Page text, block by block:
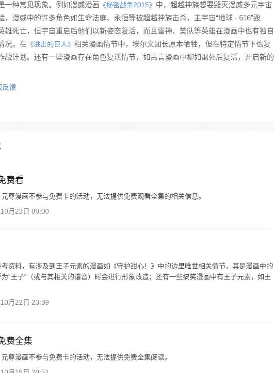
一种常见现象。例如漫威漫画 《秘密战争2015》 中，超越神族想要毁灭漫威多元宇宙
，漫威中的许多角色如生命法庭、永恒等被超越神族击杀，主宇宙“地球 - 616”毁
雄死亡，但宇宙重启后他们以新姿态复活，而且雷神、美队等英雄在漫画中也有独自
况。在 《进击的巨人》 相关漫画情节中，埃尔文团长原本牺牲，但在特定情节下也复
战计划。还有一些漫画存在角色复活情节，如古言漫画中柳如烟死后复活，开启新的
反馈
费看
尊漫画不参与免费卡的活动，无法提供免费观看全集的相关信息。
月23日 08:00
资料，有涉及到王子元素的漫画如《守护甜心！》中的边里唯世相关情节，其是漫画中的
“王子”（或与其相关的谐音）时会进行形象改造；还有一些搞笑漫画中有王子元素，如王
月22日 23:39
费全集
尊漫画不参与免费卡的活动，无法提供免费全集阅读。